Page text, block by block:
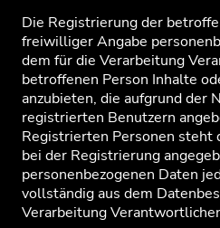
Die Registrierung der
freiwilliger Angabe
dem für die Verarbeitung
betroffenen Person Inhalte
anzubieten, die aufgrund der
registrierten Benutzern
Registrierten Personen steht
bei der Registrierung
personenbezogenen Daten
vollständig aus dem
Verarbeitung